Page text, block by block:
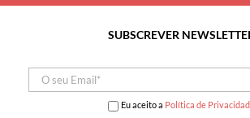
SUBSCREVER
Eu aceito a Política de